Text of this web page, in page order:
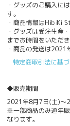
・グッズのご購入には
す。
・商品情報はHibiKi
・グッズは受注生産
までお時間をいただ
・商品の発送は2021
特定商取引法に基
◆販売期間
2021年8月7日(土)
※一部商品のみ通年
なります。